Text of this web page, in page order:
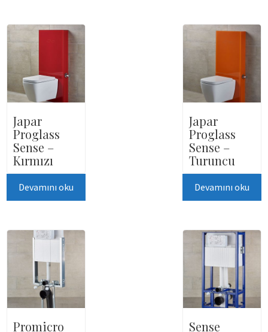
Japar
Proglass
Sense –
Kırmızı
Devamını oku
Japar
Proglass
Sense –
Turuncu
Devamını oku
Promicro
Sense